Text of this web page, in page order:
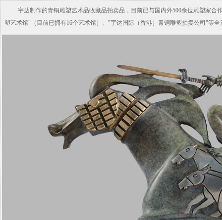
宇达制作的青铜雕塑艺术品收藏品拍卖品，目前已与国内外500余位雕塑家
塑艺术馆"（目前已拥有16个艺术馆）、"宇达国际（香港）青铜雕塑拍卖公司"等